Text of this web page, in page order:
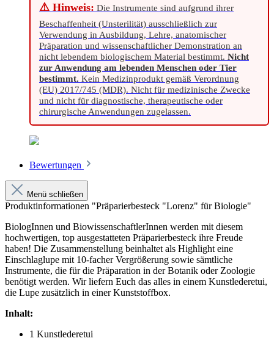
⚠️ Hinweis: Die Instrumente sind aufgrund ihrer
Beschaffenheit (Unsterilität) ausschließlich zur
Verwendung in Ausbildung, Lehre, anatomischer
Präparation und wissenschaftlicher Demonstration an
nicht lebendem biologischem Material bestimmt. Nicht
zur Anwendung am lebenden Menschen oder Tier
bestimmt. Kein Medizinprodukt gemäß Verordnung
(EU) 2017/745 (MDR). Nicht für medizinische Zwecke
und nicht für diagnostische, therapeutische oder
chirurgische Anwendungen zugelassen.
Bewertungen
Menü schließen
Produktinformationen "Präparierbesteck "Lorenz" für Biologie"
BiologInnen und BiowissenschaftlerInnen werden mit diesem
hochwertigen, top ausgestatteten Präparierbesteck ihre Freude
haben! Die Zusammenstellung beinhaltet als Highlight eine
Einschlaglupe mit 10-facher Vergrößerung sowie sämtliche
Instrumente, die für die Präparation in der Botanik oder Zoologie
benötigt werden. Wir liefern Euch das alles in einem Kunstlederetui,
die Lupe zusätzlich in einer Kunststoffbox.
Inhalt:
1 Kunstlederetui